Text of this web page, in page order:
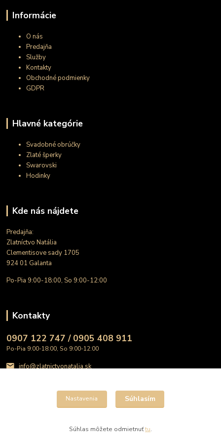
Informácie
O nás
Predajňa
Služby
Kontakty
Obchodné podmienky
GDPR
Hlavné kategórie
Svadobné obrúčky
Zlaté šperky
Swarovski
Hodinky
Kde nás nájdete
Predajňa:
Zlatníctvo Natália
Clementisove sady 1705
924 01 Galanta
Po-Pia 9:00-18:00, So 9:00-12:00
Kontakty
0907 122 747 / 0905 408 911
Po-Pia 9:00-18:00, So 9:00-12:00
info@zlatnictvonatalia.sk
Nastavenia Súhlasím
Súhlas môžete odmietnuťtu.